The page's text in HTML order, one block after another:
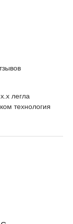
легла
технология